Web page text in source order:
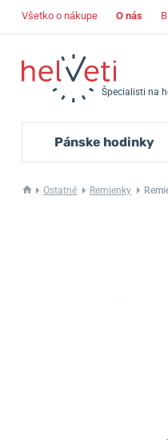
Všetko o nákupe O nás
Špecialisti na
Pánske hodinky
Ostatné Remienky